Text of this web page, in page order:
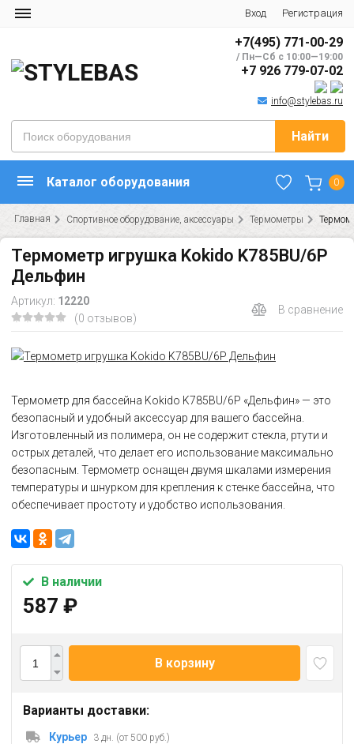
Вход Регистрация
+7(495) 771-00-29
/ Пн—Сб с 10:00—19:00
+7 926 779-07-02
info@stylebas.ru
Найти
0
Каталог оборудования
Главная Спортивное оборудование, аксессуары Термометры
Термометр игрушка Kokido K785BU/6P
Дельфин
Артикул: 12220
(0 отзывов)
В сравнение
Термометр для бассейна Kokido K785BU/6P «Дельфин» — это
безопасный и удобный аксессуар для вашего бассейна.
Изготовленный из полимера, он не содержит стекла, ртути и
острых деталей, что делает его использование максимально
безопасным. Термометр оснащен двумя шкалами измерения
температуры и шнурком для крепления к стенке бассейна, что
обеспечивает простоту и удобство использования.
В наличии
587 ₽
В корзину
Варианты доставки:
Курьер 3 дн. (от 500 руб.)